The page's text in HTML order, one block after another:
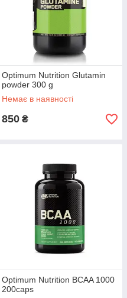
Optimum Nutrition Glutamin
powder 300 g
Немає в наявності
850 ₴
Optimum Nutrition BCAA 1000
200caps